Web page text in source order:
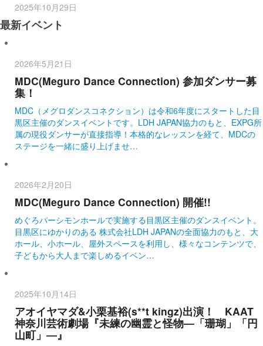
2025年10月29日
最新イベント
2026年5月21日
MDC(Meguro Dance Connection) 参加ダンサー募
集！
MDC（メグロダンスコネクション）は令和6年度にスタートした目
黒区主催のダンスイベントです。LDH JAPAN協力のもと、EXPG所
属の現役ダンサーが直接指導！本格的なレッスンを経て、MDCの
ステージを一緒に盛り上げませ…
2026年2月20日
MDC(Meguro Dance Connection) 開催!!
めぐろパーシモンホールで実施する目黒区主催のダンスイベント。
目黒区にゆかりのある 株式会社LDH JAPANの全面協力のもと、大
ホール、小ホール、屋外スペースを利用し、様々なコンテンツで、
子どもから大人まで楽しめるイベン…
2025年10月14日
アオイヤマダ&小栗基裕(s**t kingz)出演！ KAAT
神奈川芸術劇場『未練の幽霊と怪物―「珊瑚」「円
山町」―』